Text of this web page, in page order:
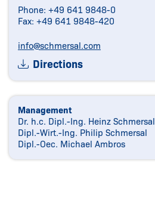
Phone: +49 641 9848-0
Fax: +49 641 9848-420
info@schmersal.com
Directions
Management
Dr. h.c. Dipl.-Ing. Heinz Schmersal
Dipl.-Wirt.-Ing. Philip Schmersal
Dipl.-Oec. Michael Ambros